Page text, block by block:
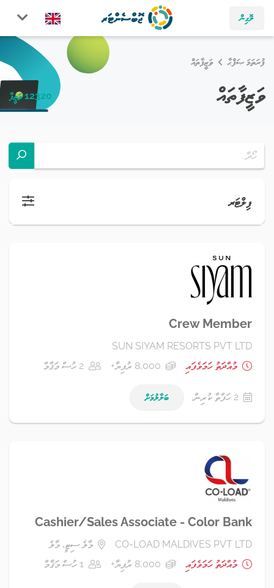
ލޮގިން
ފުރަތަމަ ޞަފްޙާ ވަޒީފާތައް
ވަޒީފާތައް 12320 ވަޒީފާ
ފިލްޓަރ
Crew Member
SUN SIYAM RESORTS PVT LTD
މުއްދަތު ހަމަވެފައި
8,000 ރުފިޔާ+ 2 ހުސް މަޤާމް
2 ހަފްތާ ކުރިން ބަލާލުމަށް
Cashier/Sales Associate - Color Bank
CO-LOAD MALDIVES PVT LTD
މާލެ ސިޓީ، މާލެ
މުއްދަތު ހަމަވެފައި
8,000 ރުފިޔާ+ 1 ހުސް މަޤާމް